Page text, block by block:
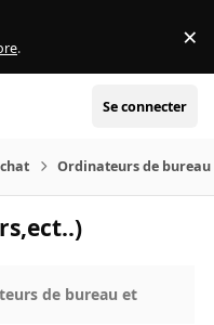
. ×
Se connecter
Ordinateurs de bureau
de bureau et